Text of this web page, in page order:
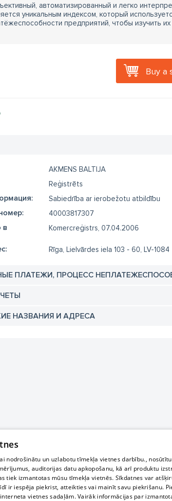
автоматизированный и легко
уникальным индексом, который
предприятий, чтобы изучить
Buy a
AKMENS BALTIJA
Reģistrēts
Sabiedrība ar ierobežotu atbildību
40003817307
в
Komercreģistrs, 07.04.2006
Rīga, Lielvārdes iela 103 - 60, LV-1084
ПЛАТЕЖИ, ПРОЦЕСС
НАЗВАНИЯ И АДРЕСА
nodrošinātu un uzlabotu tīmekļa vietnes darbību.,
auditorijas datu apkopošanu, kā arī produktu
tiek izmantotas mūsu tīmekļa vietnēs. Sīkdatnes var
ir iespēja piekrist, atteikties vai mainīt savu piekrišanu.
vietnes sadaļām. Vairāk informācijas par